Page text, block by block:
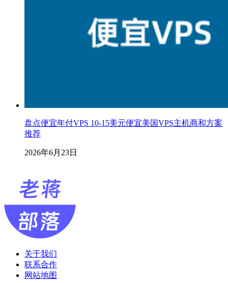
盘点便宜年付VPS 10-15美元便宜美国VPS主机商和方案
推荐
2026年6月23日
关于我们
联系合作
网站地图